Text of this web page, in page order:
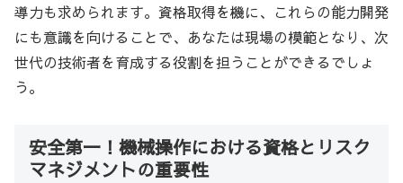
導力も求められます。資格取得を機に、これらの能力開発
にも意識を向けることで、あなたは現場の模範となり、次
世代の技術者を育成する役割を担うことができるでしょ
う。
安全第一！機械操作における資格とリスク
マネジメントの重要性